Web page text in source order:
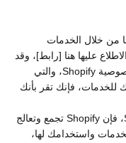
من خلال الخدمات
عليها هنا [رابط]، وقد
تخضع بعض المعلومات الشخصية لسياسة خصوصية Shopify، والتي
للخدمات، فإنك تقر بأنك
بما أن خدماتنا مُستضافة على منصة Shopify، فإن Shopify تجمع وتعالج
واستخدامك لها،